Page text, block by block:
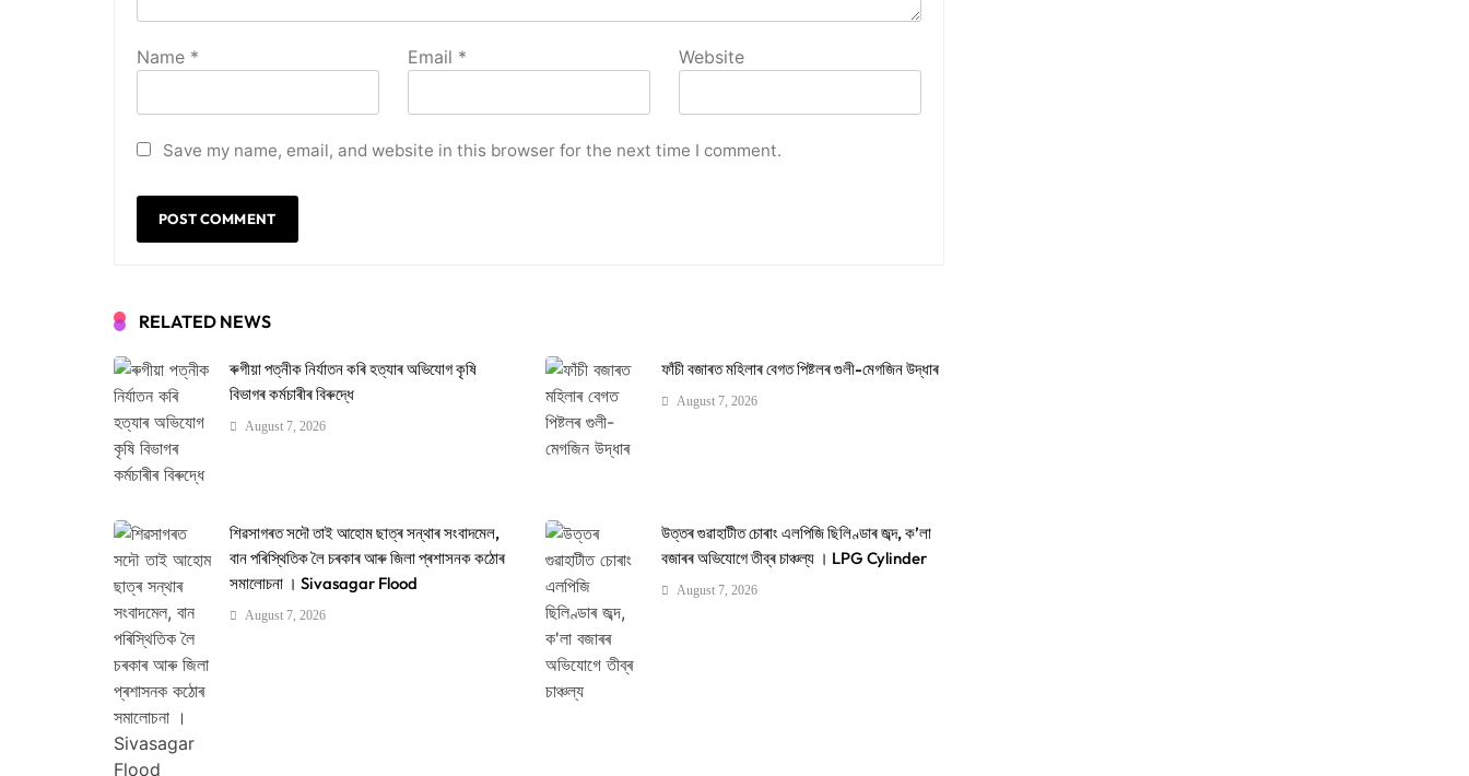
Name * Email * Website
Save my name, email, and website in this browser for the next time I comment.
RELATED NEWS
ৰুগীয়া পত্নীক নিৰ্যাতন কৰি হত্যাৰ অভিযোগ কৃষি
বিভাগৰ কৰ্মচাৰীৰ বিৰুদ্ধে
August 7, 2026
ফাঁচী বজাৰত মহিলাৰ বেগত পিষ্টলৰ গুলী-মেগজিন উদ্ধাৰ
August 7, 2026
শিৱসাগৰত সদৌ তাই আহোম ছাত্ৰ সন্থাৰ সংবাদমেল,
বান পৰিস্থিতিক লৈ চৰকাৰ আৰু জিলা প্ৰশাসনক কঠোৰ
সমালোচনা । Sivasagar Flood
August 7, 2026
উত্তৰ গুৱাহাটীত চোৰাং এলপিজি ছিলিণ্ডাৰ জব্দ, ক’লা
বজাৰৰ অভিযোগে তীব্ৰ চাঞ্চল্য । LPG Cylinder
August 7, 2026